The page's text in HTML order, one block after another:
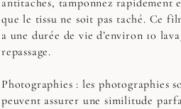
antitaches, tamponnez rapidement
que le tissu ne soit pas taché. Ce
a une durée de vie d’environ 10
repassage.
Photographies : les photographies
peuvent assurer une similitude